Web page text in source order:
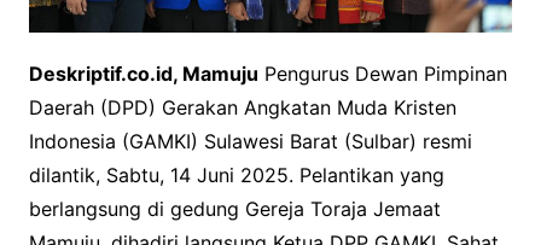
Deskriptif.co.id, Mamuju Pengurus Dewan Pimpinan
Daerah (DPD) Gerakan Angkatan Muda Kristen
Indonesia (GAMKI) Sulawesi Barat (Sulbar) resmi
dilantik, Sabtu, 14 Juni 2025. Pelantikan yang
berlangsung di gedung Gereja Toraja Jemaat